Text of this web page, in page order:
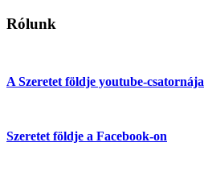
Rólunk
A Szeretet földje youtube-csatornája
Szeretet földje a Facebook-on